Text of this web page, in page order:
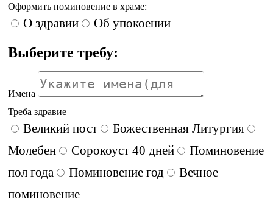
Оформить поминовение в храме:
О здравии Об упокоении
Выберите требу:
Имена
Треба здравие
Великий пост
Божественная Литургия
Молебен
Сорокоуст 40 дней
Поминовение
пол года
Поминовение год
Вечное
поминовение